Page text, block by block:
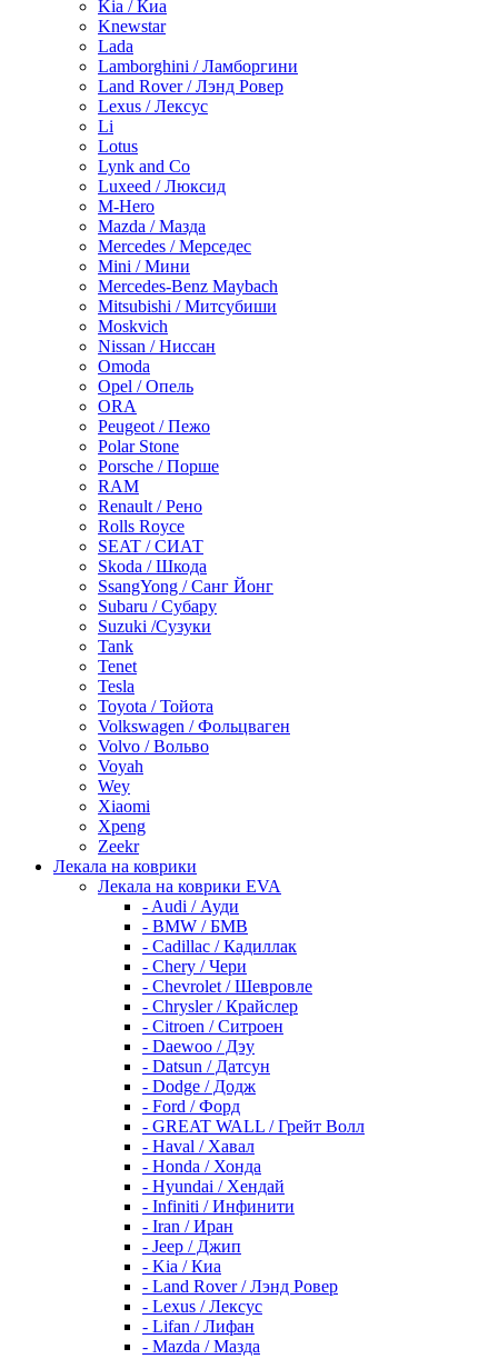
Kia / Киа
Knewstar
Lada
Lamborghini / Ламборгини
Land Rover / Лэнд Ровер
Lexus / Лексус
Li
Lotus
Lynk and Co
Luxeed / Люксид
M-Hero
Mazda / Мазда
Mercedes / Мерседес
Mini / Мини
Mercedes-Benz Maybach
Mitsubishi / Митсубиши
Moskvich
Nissan / Ниссан
Omoda
Opel / Опель
ORA
Peugeot / Пежо
Polar Stone
Porsche / Порше
RAM
Renault / Рено
Rolls Royce
SEAT / СИАТ
Skoda / Шкода
SsangYong / Санг Йонг
Subaru / Субару
Suzuki /Сузуки
Tank
Tenet
Tesla
Toyota / Тойота
Volkswagen / Фольцваген
Volvo / Вольво
Voyah
Wey
Xiaomi
Xpeng
Zeekr
Лекала на коврики
Лекала на коврики EVA
- Audi / Ауди
- BMW / БМВ
- Cadillac / Кадиллак
- Chery / Чери
- Chevrolet / Шевровле
- Chrysler / Крайслер
- Citroen / Ситроен
- Daewoo / Дэу
- Datsun / Датсун
- Dodge / Додж
- Ford / Форд
- GREAT WALL / Грейт Волл
- Haval / Хавал
- Honda / Хонда
- Hyundai / Хендай
- Infiniti / Инфинити
- Iran / Иран
- Jeep / Джип
- Kia / Киа
- Land Rover / Лэнд Ровер
- Lexus / Лексус
- Lifan / Лифан
- Mazda / Мазда